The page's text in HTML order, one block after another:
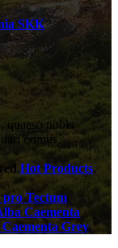
SKK
quaeso nobis
erimus.
Hot Products,
pro Tectum
Caementa
Grey,